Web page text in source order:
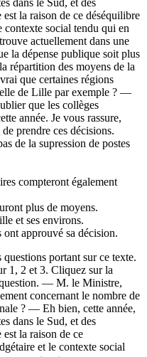
la raison de ce déséquilibre
social tendu qui en
actuellement dans une
la dépense publique soit plus
répartition des moyens de la
que certaines régions
de Lille par exemple ? —
que les collèges
année. Je vous rassure,
prendre ces décisions.
de la supression de postes
compteront également
plus de moyens.
et ses environs.
approuvé sa décision.
portant sur ce texte.
1, 2 et 3. Cliquez sur la
— M. le Ministre,
concernant le nombre de
? — Eh bien, cette année,
dans le Sud, et des
la raison de ce
et le contexte social